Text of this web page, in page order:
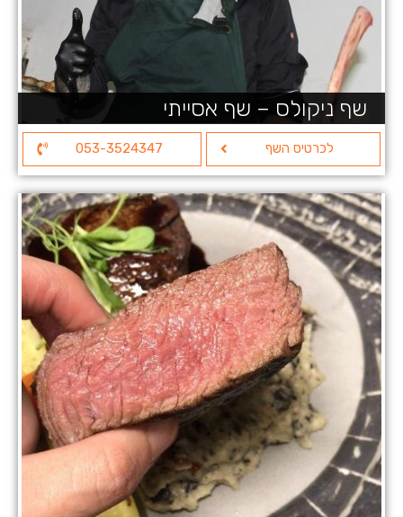
שף ניקולס – שף אסייתי
לכרטיס השף 053-3524347